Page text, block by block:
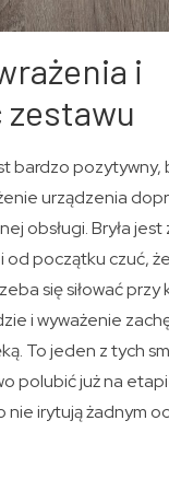
i
bardzo pozytywny,
urządzenia
obsługi. Bryła jest
od początku czuć,
się siłować przy
i wyważenie
To jeden z tych
polubić już na
nie irytują żadnym